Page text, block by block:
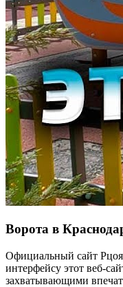
Ворота в
Официальный сайт Рцоя
интерфейсу этот веб-
захватывающими